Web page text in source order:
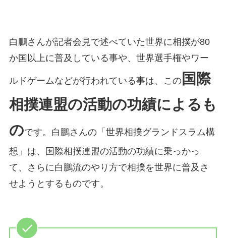
白鵬さんが記者会見で述べていた世界に相撲が80
か国以上に普及している事や、世界選手権やワー
ルドゲームなどが行われている事は、この国際
相撲連盟の活動の功績によるも
のです。白鵬さんの「世界相撲グランドスラム構
想」は、国際相撲連盟の活動の功績に乗っかっ
て、さらに白鵬流のやり方で相撲を世界に普及さ
せようとするものです。